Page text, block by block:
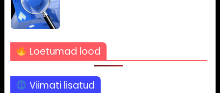
Loetumad lood
Viimati lisatud